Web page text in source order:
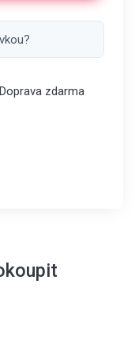
Doprava zdarma